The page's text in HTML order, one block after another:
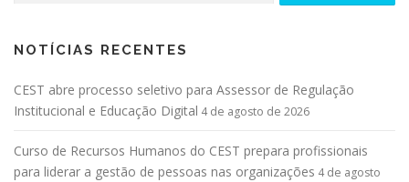
NOTÍCIAS RECENTES
CEST abre processo seletivo para Assessor de Regulação
Institucional e Educação Digital 4 de agosto de 2026
Curso de Recursos Humanos do CEST prepara profissionais
para liderar a gestão de pessoas nas organizações 4 de agosto